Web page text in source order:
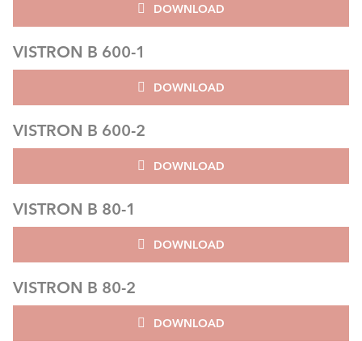
DOWNLOAD
VISTRON B 600-1
DOWNLOAD
VISTRON B 600-2
DOWNLOAD
VISTRON B 80-1
DOWNLOAD
VISTRON B 80-2
DOWNLOAD